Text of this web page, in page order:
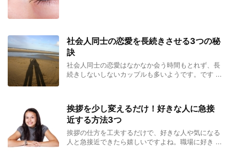
社会人同士の恋愛を長続きさせる3つの秘
訣
社会人同士の恋愛はなかなか会う時間もとれず、長
続きしないしないカップルも多いようです。です ...
挨拶を少し変えるだけ！好きな人に急接
近する方法3つ
挨拶の仕方を工夫するだけで、好きな人や気になる
人と急接近できたら嬉しいですよね。職場に好き ...